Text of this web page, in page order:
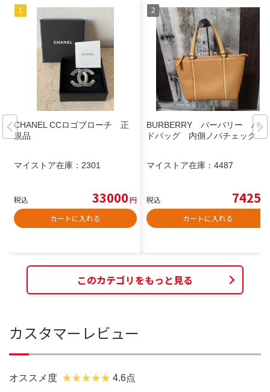
CHANEL CCロゴブローチ 正
規品
マイストア在庫： 2301
税込 33000円
カートに入れる
BURBERRY バーバリー ハン
ドバッグ 内側ノバチェック
マイストア在庫： 4487
税込 7425
カートに入れる
このカテゴリをもっと見る
カスタマーレビュー
オススメ度 4.6点